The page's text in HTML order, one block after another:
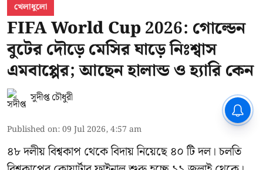
খেলাধুলো
FIFA World Cup 2026: গোল্ডেন
বুটের দৌড়ে মেসির ঘাড়ে নিঃশ্বাস
এমবাপ্পের; আছেন হালান্ড ও হ্যারি কেন
সুদীপ্ত চৌধুরী
Published on:09 Jul 2026, 4:57 am
৪৮ দলীয় বিশ্বকাপ থেকে বিদায় নিয়েছে ৪০ টি দল। চলতি
দ্বারস্থ হবে সিপিআইএম